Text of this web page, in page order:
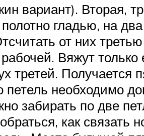
вариант). Вторая,
гладью, на
от них
Вяжут
третей. Получается
петель необходимо
забирать по две
как связать